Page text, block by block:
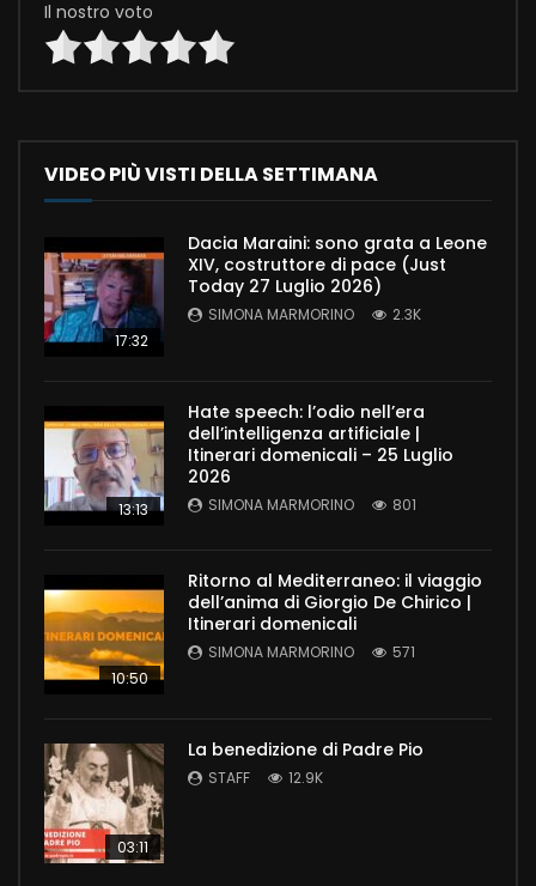
Il nostro voto
VIDEO PIÙ VISTI DELLA SETTIMANA
17:32
Dacia Maraini: sono grata a Leone
XIV, costruttore di pace (Just
Today 27 Luglio 2026)
SIMONA MARMORINO 2.3K
13:13
Hate speech: l’odio nell’era
dell’intelligenza artificiale |
Itinerari domenicali – 25 Luglio
2026
SIMONA MARMORINO 801
10:50
Ritorno al Mediterraneo: il viaggio
dell’anima di Giorgio De Chirico |
Itinerari domenicali
SIMONA MARMORINO 571
03:11
La benedizione di Padre Pio
STAFF 12.9K